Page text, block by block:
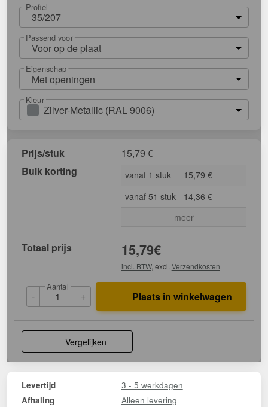
Profiel
35/207
Passend voor
Voor op de plaat
Eigenschap
Met openingen
Kleur
Zilver-Metallic (RAL 9006)
Prijs/stuk 15,79 €
Bulk korting
vanaf 1 stuk
15,79 €
vanaf 51 stuk
14,36 €
meer
Totaal prijs 15,79€
incl. BTW, excl. Verzendkosten
-
Aantal
+ Plaats in winkelwagen
Vergelijken
Levertijd 3 - 5 werkdagen
Afhaling Alleen levering